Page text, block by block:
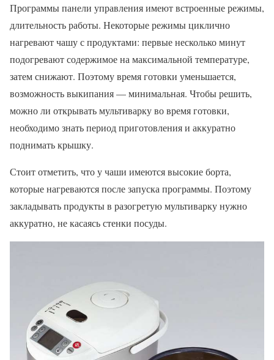
Программы панели управления имеют встроенные режимы,
длительность работы. Некоторые режимы циклично
нагревают чашу с продуктами: первые несколько минут
подогревают содержимое на максимальной температуре,
затем снижают. Поэтому время готовки уменьшается,
возможность выкипания — минимальная. Чтобы решить,
можно ли открывать мультиварку во время готовки,
необходимо знать период приготовления и аккуратно
поднимать крышку.
Стоит отметить, что у чаши имеются высокие борта,
которые нагреваются после запуска программы. Поэтому
закладывать продукты в разогретую мультиварку нужно
аккуратно, не касаясь стенки посуды.